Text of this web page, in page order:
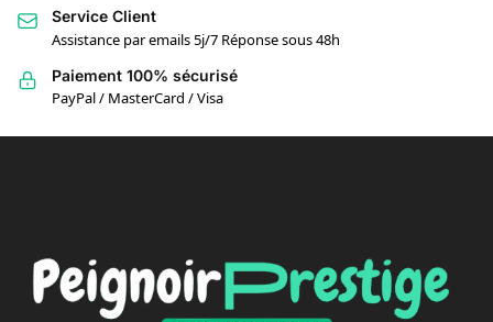
Service Client
Assistance par emails 5j/7 Réponse sous 48h
Paiement 100% sécurisé
PayPal / MasterCard / Visa